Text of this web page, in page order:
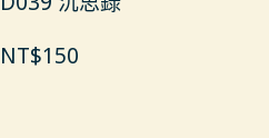
NT$150